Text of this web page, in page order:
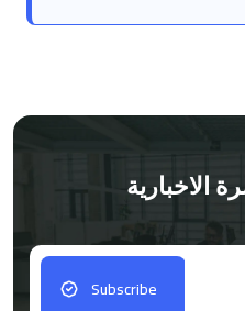
الاخبارية
Subscribe